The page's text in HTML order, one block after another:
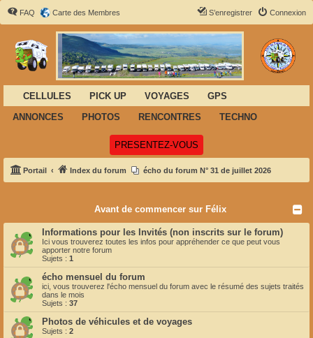
FAQ Carte des Membres Connexion
S’enregistrer
CELLULES PICK UP VOYAGES
GPS
ANNONCES
PHOTOS RENCONTRES TECHNO
PRESENTEZ-VOUS
Portail Index du forum écho du forum N° 31 de juillet 2026
Avant de commencer sur Félix
Informations pour les Invités (non inscrits sur le forum)
Ici vous trouverez toutes les infos pour appréhender ce que peut vous
apporter notre forum
Sujets : 1
écho mensuel du forum
ici, vous trouverez l'écho mensuel du forum avec le résumé des sujets traités
dans le mois
Sujets : 37
Photos de véhicules et de voyages
Sujets : 2